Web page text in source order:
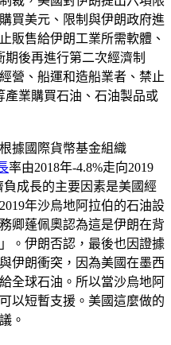
買美元、限制與伊朗政府進
販售給伊朗工業所需軟體、
後再進行第二次經濟制
營、船運和造船業者、禁止
產業購買石油、石油製品或
據國際貨幣基金組織
率由2018年-4.8%走向2019
成長的主要因素是美國經
年沙烏地阿拉伯的石油設
卿蓬佩奧認為這是伊朗在背
。伊朗否認，最後也因證據
伊朗衝突，因為美國在墨西
全球石油。所以當沙烏地阿
以短暫支援。美國這麼做的
。